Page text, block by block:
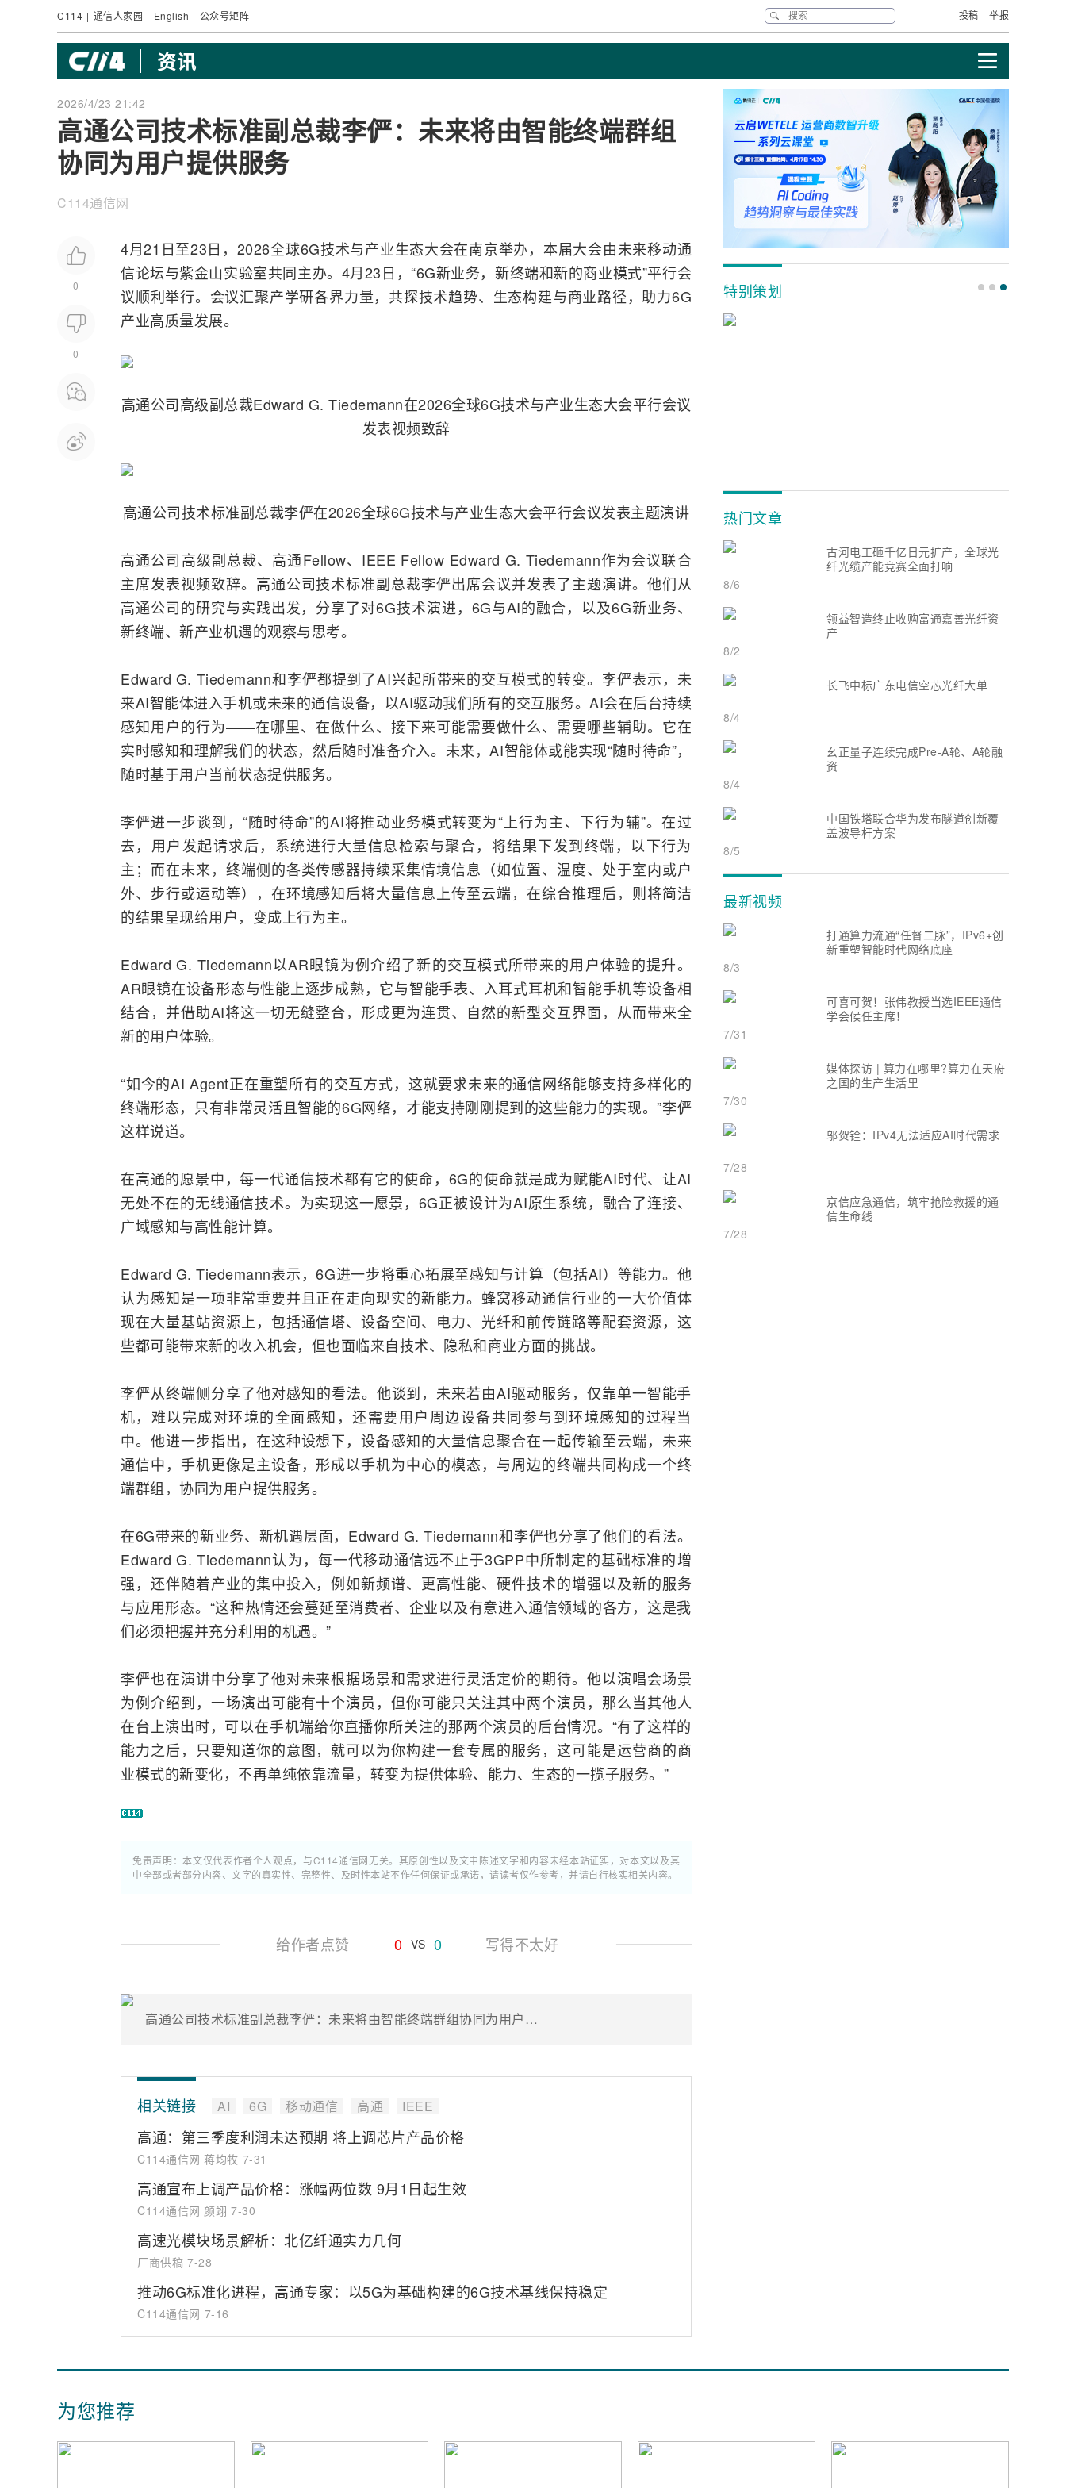
C114 | 通信人家园 | English | 公众号矩阵 投稿 | 举报
资讯
2026/4/23 21:42
高通公司技术标准副总裁李俨：未来将由智能终端群组
协同为用户提供服务
C114通信网
0
0
4月21日至23日，2026全球6G技术与产业生态大会在南京举办，本届大会由未来移动通
信论坛与紫金山实验室共同主办。4月23日，“6G新业务，新终端和新的商业模式”平行会
议顺利举行。会议汇聚产学研各界力量，共探技术趋势、生态构建与商业路径，助力6G
产业高质量发展。
高通公司高级副总裁Edward G. Tiedemann在2026全球6G技术与产业生态大会平行会议
发表视频致辞
高通公司技术标准副总裁李俨在2026全球6G技术与产业生态大会平行会议发表主题演讲
高通公司高级副总裁、高通Fellow、 IEEE Fellow Edward G. Tiedemann作为会议联合
主席发表视频致辞。高通公司技术标准副总裁李俨出席会议并发表了主题演讲。他们从
高通公司的研究与实践出发，分享了对6G技术演进，6G与AI的融合，以及6G新业务、
新终端、新产业机遇的观察与思考。
Edward G. Tiedemann和李俨都提到了AI兴起所带来的交互模式的转变。李俨表示，未
来AI智能体进入手机或未来的通信设备，以AI驱动我们所有的交互服务。AI会在后台持续
感知用户的行为——在哪里、在做什么、接下来可能需要做什么、需要哪些辅助。它在
实时感知和理解我们的状态，然后随时准备介入。未来，AI智能体或能实现“随时待命”，
随时基于用户当前状态提供服务。
李俨进一步谈到，“随时待命”的AI将推动业务模式转变为“上行为主、下行为辅”。在过
去，用户发起请求后，系统进行大量信息检索与聚合，将结果下发到终端，以下行为
主；而在未来，终端侧的各类传感器持续采集情境信息（如位置、温度、处于室内或户
外、步行或运动等），在环境感知后将大量信息上传至云端，在综合推理后，则将简洁
的结果呈现给用户，变成上行为主。
Edward G. Tiedemann以AR眼镜为例介绍了新的交互模式所带来的用户体验的提升。
AR眼镜在设备形态与性能上逐步成熟，它与智能手表、入耳式耳机和智能手机等设备相
结合，并借助AI将这一切无缝整合，形成更为连贯、自然的新型交互界面，从而带来全
新的用户体验。
“如今的AI Agent正在重塑所有的交互方式，这就要求未来的通信网络能够支持多样化的
终端形态，只有非常灵活且智能的6G网络，才能支持刚刚提到的这些能力的实现。”李俨
这样说道。
在高通的愿景中，每一代通信技术都有它的使命，6G的使命就是成为赋能AI时代、让AI
无处不在的无线通信技术。为实现这一愿景，6G正被设计为AI原生系统，融合了连接、
广域感知与高性能计算。
Edward G. Tiedemann表示，6G进一步将重心拓展至感知与计算（包括AI）等能力。他
认为感知是一项非常重要并且正在走向现实的新能力。蜂窝移动通信行业的一大价值体
现在大量基站资源上，包括通信塔、设备空间、电力、 光纤和前传链路等配套资源，这
些都可能带来新的收入机会，但也面临来自技术、隐私和商业方面的挑战。
李俨从终端侧分享了他对感知的看法。他谈到，未来若由AI驱动服务，仅靠单一智能手
机，难以完成对环境的全面感知，还需要用户周边设备共同参与到环境感知的过程当
中。他进一步指出，在这种设想下，设备感知的大量信息聚合在一起传输至云端，未来
通信中，手机更像是主设备，形成以手机为中心的模态，与周边的终端共同构成一个终
端群组，协同为用户提供服务。
在6G带来的新业务、新机遇层面，Edward G. Tiedemann和李俨也分享了他们的看法。
Edward G. Tiedemann认为，每一代移动通信远不止于3GPP中所制定的基础标准的增
强，还伴随着产业的集中投入，例如新频谱、更高性能、硬件技术的增强以及新的服务
与应用形态。“这种热情还会蔓延至消费者、企业以及有意进入通信领域的各方，这是我
们必须把握并充分利用的机遇。”
李俨也在演讲中分享了他对未来根据场景和需求进行灵活定价的期待。他以演唱会场景
为例介绍到，一场演出可能有十个演员，但你可能只关注其中两个演员，那么当其他人
在台上演出时，可以在手机端给你直播你所关注的那两个演员的后台情况。“有了这样的
能力之后，只要知道你的意图，就可以为你构建一套专属的服务，这可能是运营商的商
业模式的新变化，不再单纯依靠流量，转变为提供体验、能力、生态的一揽子服务。”
免责声明：本文仅代表作者个人观点，与C114通信网无关。其原创性以及文中陈述文字和内容未经本站证实，对本文以及其
中全部或者部分内容、文字的真实性、完整性、及时性本站不作任何保证或承诺，请读者仅作参考，并请自行核实相关内容。
给作者点赞 0 VS 0 写得不太好
高通公司技术标准副总裁李俨：未来将由智能终端群组协同为用户提供服务
相关链接 AI 6G 移动通信 高通 IEEE
高通：第三季度利润未达预期 将上调芯片产品价格
C114通信网 蒋均牧 7-31
高通宣布上调产品价格：涨幅两位数 9月1日起生效
C114通信网 颜翊 7-30
高速光模块场景解析：北亿纤通实力几何
厂商供稿 7-28
推动6G标准化进程，高通专家：以5G为基础构建的6G技术基线保持稳定
C114通信网 7-16
特别策划
热门文章
古河电工砸千亿日元扩产，全球光
纤光缆产能竞赛全面打响
8/6
领益智造终止收购富通嘉善光纤资
产
8/2
长飞中标广东电信空芯光纤大单
8/4
幺正量子连续完成Pre-A轮、A轮融
资
8/4
中国铁塔联合华为发布隧道创新覆
盖波导杆方案
8/5
最新视频
打通算力流通“任督二脉”，IPv6+创
新重塑智能时代网络底座
8/3
可喜可贺！张伟教授当选IEEE通信
学会候任主席！
7/31
媒体探访 | 算力在哪里?算力在天府
之国的生产生活里
7/30
邬贺铨：IPv4无法适应AI时代需求
7/28
京信应急通信，筑牢抢险救援的通
信生命线
7/28
为您推荐